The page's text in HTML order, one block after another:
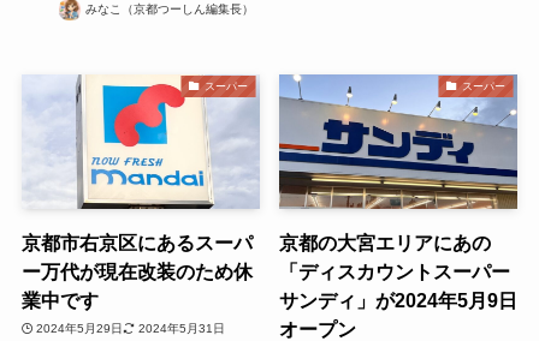
みなこ（京都つーしん編集長）
スーパー
京都市右京区にあるスーパ
ー万代が現在改装のため休
業中です
2024年5月29日 2024年5月31日
スーパー
京都の大宮エリアにあの
「ディスカウントスーパー
サンディ」が2024年5月9日
オープン